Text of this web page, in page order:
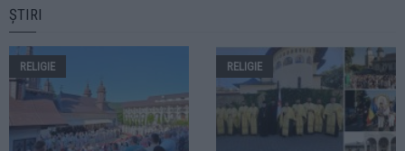
ȘTIRI
RELIGIE RELIGIE